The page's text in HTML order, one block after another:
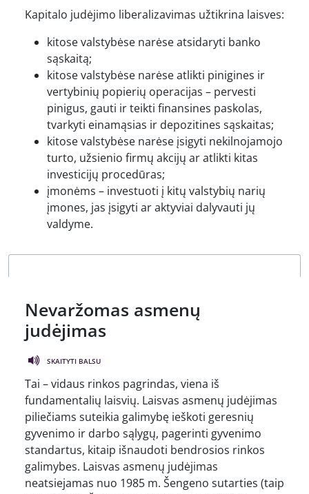
Kapitalo judėjimo liberalizavimas užtikrina laisves:
kitose valstybėse narėse atsidaryti banko
sąskaitą;
kitose valstybėse narėse atlikti pinigines ir
vertybinių popierių operacijas – pervesti
pinigus, gauti ir teikti finansines paskolas,
tvarkyti einamąsias ir depozitines sąskaitas;
kitose valstybėse narėse įsigyti nekilnojamojo
turto, užsienio firmų akcijų ar atlikti kitas
investicijų procedūras;
įmonėms – investuoti į kitų valstybių narių
įmones, jas įsigyti ar aktyviai dalyvauti jų
valdyme.
Nevaržomas asmenų
judėjimas
SKAITYTI BALSU
Tai – vidaus rinkos pagrindas, viena iš
fundamentalių laisvių. Laisvas asmenų judėjimas
piliečiams suteikia galimybę ieškoti geresnių
gyvenimo ir darbo sąlygų, pagerinti gyvenimo
standartus, kitaip išnaudoti bendrosios rinkos
galimybes. Laisvas asmenų judėjimas
neatsiejamas nuo 1985 m. Šengeno sutarties (taip